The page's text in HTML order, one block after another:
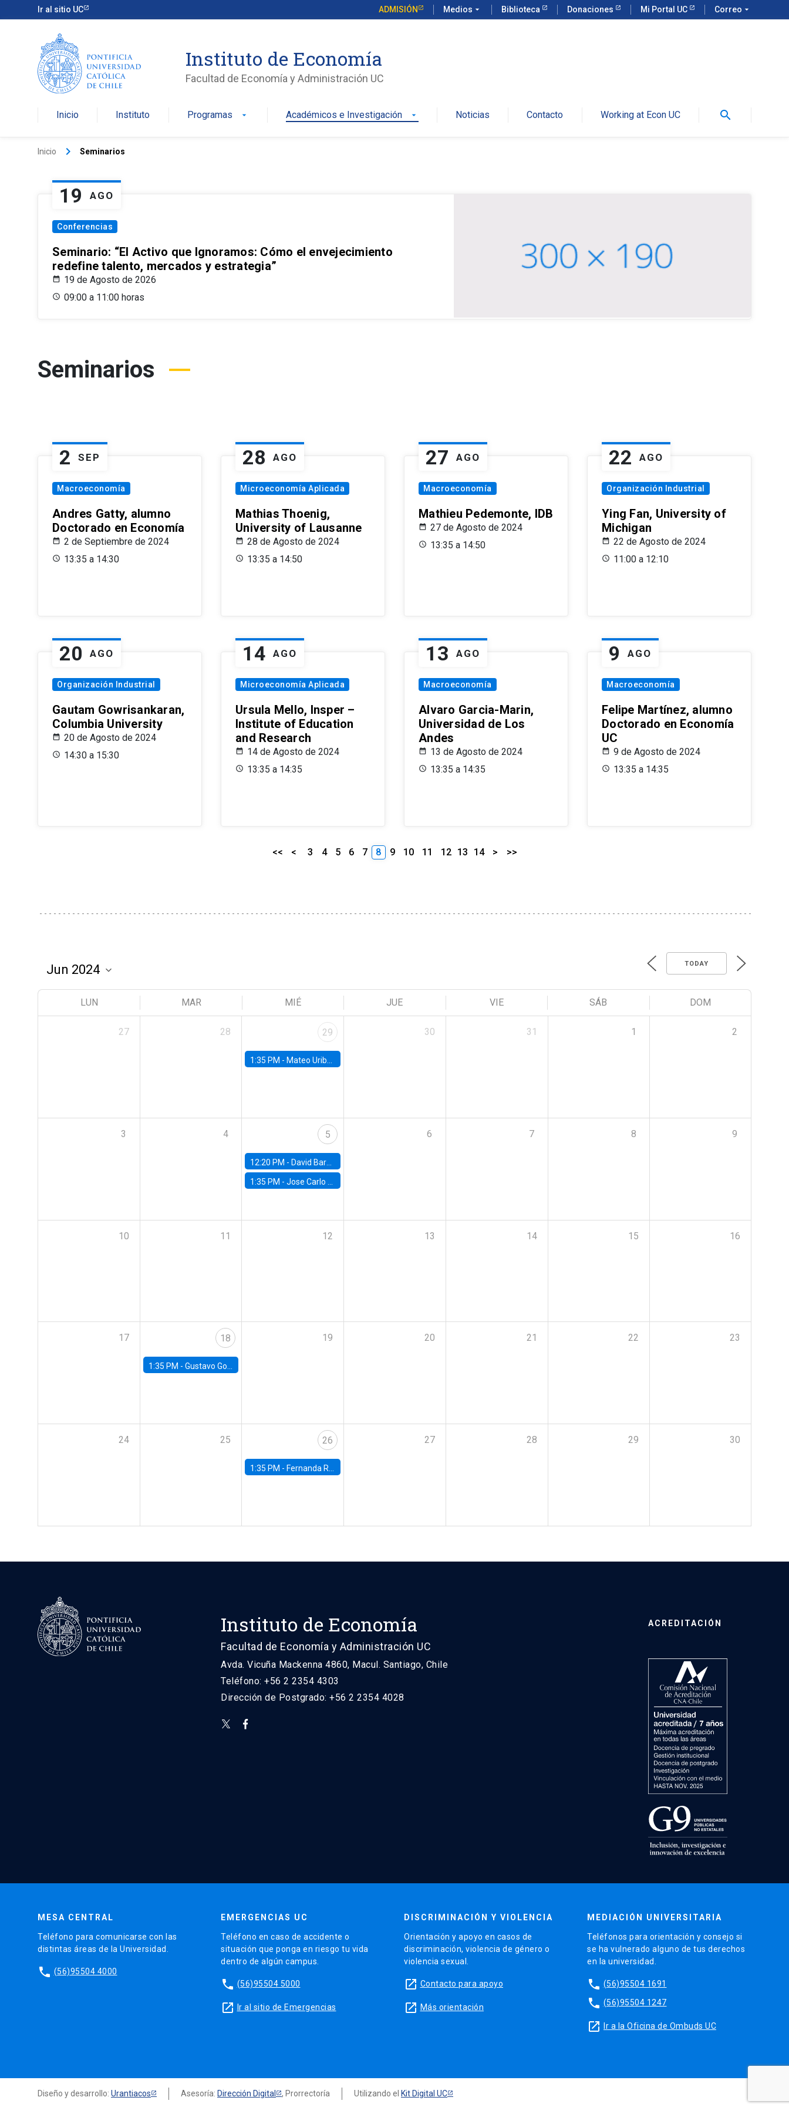
Ir al sitio UC ADMISIÓN Medios arrow_drop_down Biblioteca Donaciones Mi Portal UC Correo arrow_drop_down
Instituto de Economía
Facultad de Economía y Administración UC
Inicio Instituto Programas arrow_drop_down Académicos e Investigación arrow_drop_down Noticias Contacto Working at Econ UC search
Inicio keyboard_arrow_right Seminarios
19 AGO
Conferencias
Seminario: “El Activo que Ignoramos: Cómo el envejecimiento
redefine talento, mercados y estrategia”
19 de Agosto de 2026
09:00 a 11:00 horas
Seminarios
2 SEP
Macroeconomía
Andres Gatty, alumno
Doctorado en Economía
2 de Septiembre de 2024
13:35 a 14:30
28 AGO
Microeconomía Aplicada
Mathias Thoenig,
University of Lausanne
28 de Agosto de 2024
13:35 a 14:50
27 AGO
Macroeconomía
Mathieu Pedemonte, IDB
27 de Agosto de 2024
13:35 a 14:50
22 AGO
Organización Industrial
Ying Fan, University of
Michigan
22 de Agosto de 2024
11:00 a 12:10
20 AGO
Organización Industrial
Gautam Gowrisankaran,
Columbia University
20 de Agosto de 2024
14:30 a 15:30
14 AGO
Microeconomía Aplicada
Ursula Mello, Insper –
Institute of Education
and Research
14 de Agosto de 2024
13:35 a 14:35
13 AGO
Macroeconomía
Alvaro Garcia-Marin,
Universidad de Los
Andes
13 de Agosto de 2024
13:35 a 14:35
9 AGO
Macroeconomía
Felipe Martínez, alumno
Doctorado en Economía
UC
9 de Agosto de 2024
13:35 a 14:35
<< < 3 4 5 6 7 8 9 10 11 12 13 14 > >>
TODAY
LUN MAR MIÉ JUE VIE SÁB DOM
27 28 29
1:35 PM - Mateo Uribe-Castro, Universidad de los Andes (Colombia)
30 31 1 2
3 4 5
12:20 PM - David Bardey, Universidad de los Andes - CEDE
1:35 PM -Jose Carlo Bermudez, UC (ME) & World Bank
6 7 8 9
10 11 12 13 14 15 16
17 18
1:35 PM - Gustavo González, Banco Central de Chile
19 20 21 22 23
24 25 26
1:35 PM - Fernanda Rojas Ampuero, University of Wisconsin-Madison
27 28 29 30
Instituto de Economía
Facultad de Economía y Administración UC
Avda. Vicuña Mackenna 4860, Macul. Santiago, Chile
Teléfono: +56 2 2354 4303
Dirección de Postgrado: +56 2 2354 4028
ACREDITACIÓN
MESA CENTRAL
Teléfono para comunicarse con las
distintas áreas de la Universidad.
phone (56)95504 4000
EMERGENCIAS UC
Teléfono en caso de accidente o
situación que ponga en riesgo tu vida
dentro de algún campus.
phone (56)95504 5000
launch Ir al sitio de Emergencias
DISCRIMINACIÓN Y VIOLENCIA
Orientación y apoyo en casos de
discriminación, violencia de género o
violencia sexual.
launch Contacto para apoyo
launch Más orientación
MEDIACIÓN UNIVERSITARIA
Teléfonos para orientación y consejo si
se ha vulnerado alguno de tus derechos
en la universidad.
phone (56)95504 1691
phone (56)95504 1247
launch Ir a la Oficina de Ombuds UC
Diseño y desarrollo: Urantiacos Asesoría: Dirección Digital , Prorrectoría Utilizando el Kit Digital UC